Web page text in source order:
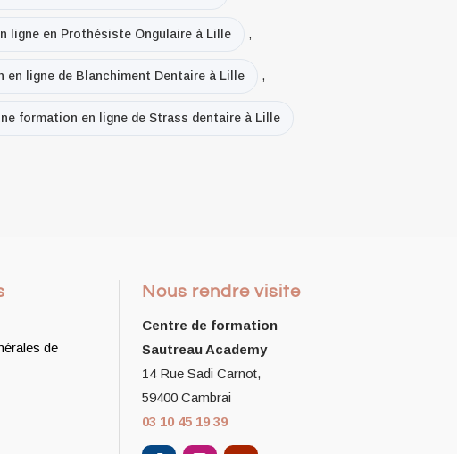
ligne en Prothésiste Ongulaire à Lille ,
en ligne de Blanchiment Dentaire à Lille ,
formation en ligne de Strass dentaire à Lille
de
Nous rendre visite
Centre de formation
Sautreau Academy
14 Rue Sadi Carnot,
59400 Cambrai
03 10 45 19 39